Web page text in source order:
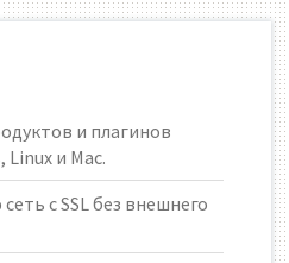
и плагинов
и Mac.
с SSL без внешнего